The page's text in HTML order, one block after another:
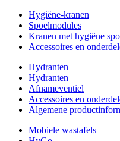
Hygiëne-kranen
Spoelmodules
Kranen met hygiëne
Accessoires en
Hydranten
Hydranten
Afnameventiel
Accessoires en
Algemene
Mobiele wastafels